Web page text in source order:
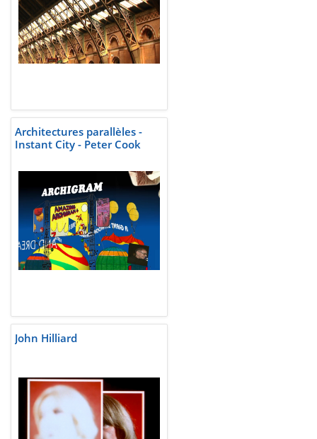
Architectures parallèles -
Instant City - Peter Cook
John Hilliard